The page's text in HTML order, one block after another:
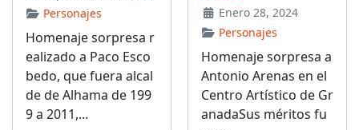
Personajes
Homenaje sorpresa r
ealizado a Paco Esco
bedo, que fuera alcal
de de Alhama de 199
9 a 2011,...
Enero 28, 2024
Personajes
Homenaje sorpresa a
Antonio Arenas en el
Centro Artístico de Gr
anadaSus méritos fu